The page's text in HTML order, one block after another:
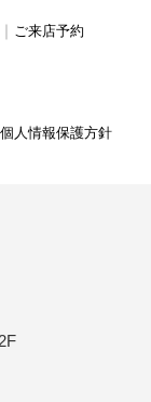
ご来店予約
個人情報保護方針